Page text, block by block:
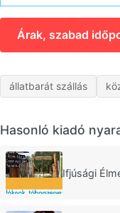
Árak, szabad
állatbarát szállás
Hasonló kiadó
Ifjúsági